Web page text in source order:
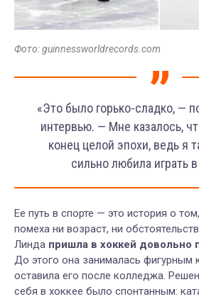
Фото: guinnessworldrecords.com
«Это было горько-сладко, —
интервью. — Мне казалось,
конец целой эпохи, ведь я
сильно любила играть
Ее путь в спорте — это история о
помеха ни возраст, ни
Линда пришла в хоккей довольно
До этого она занималась фигурным
оставила его после колледжа.
себя в хоккее было спонтанным: